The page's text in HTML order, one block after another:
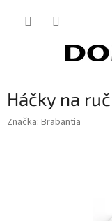
Háčky na
Značka: Brabantia